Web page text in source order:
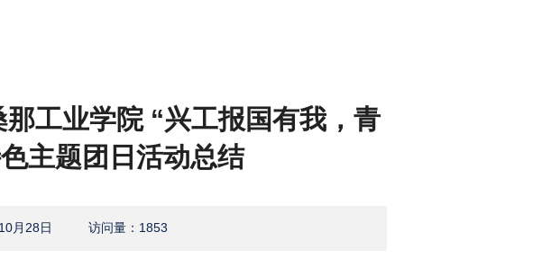
工业学院 “兴工报国有我，青
主题团日活动总结
月28日 访问量： 1853